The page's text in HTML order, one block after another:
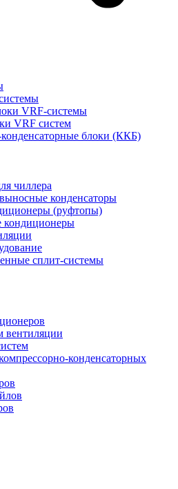
VRF-cистемы
VRF cистем
блоки (ККБ)
чиллера
конденсаторы
(руфтопы)
кондиционеры
сплит-системы
вентиляции
конденсаторных